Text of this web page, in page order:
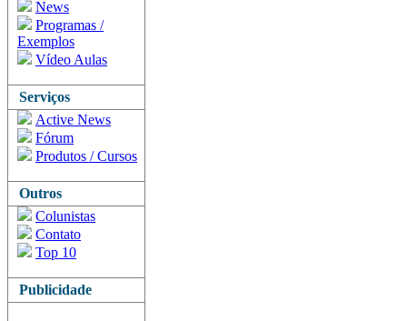
News
Programas /
Exemplos
Vídeo Aulas
Serviços
Active News
Fórum
Produtos / Cursos
Outros
Colunistas
Contato
Top 10
Publicidade